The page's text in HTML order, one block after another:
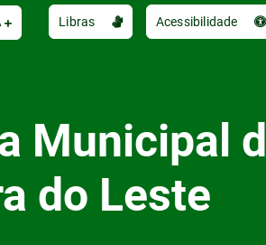
Libras Acessibilidade
Municipal
do Leste